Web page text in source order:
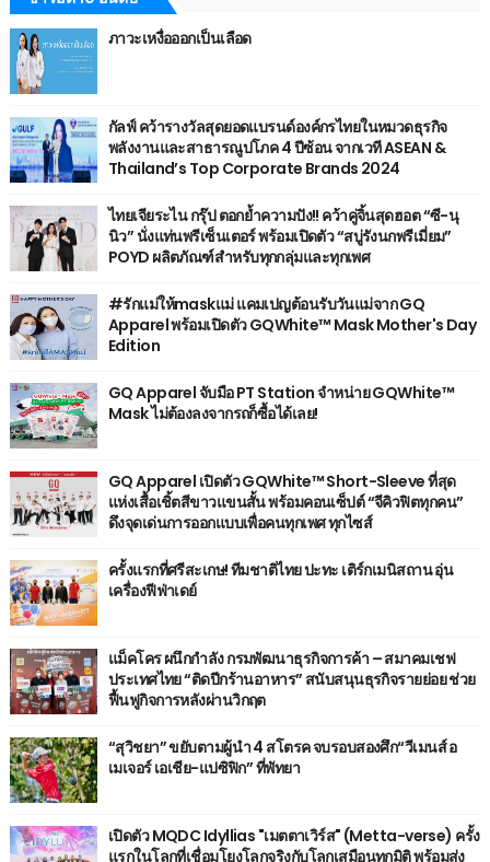
ภาวะเหงื่อออกเป็นเลือด
กัลฟ์ คว้ารางวัลสุดยอดแบรนด์องค์กรไทยในหมวดธุรกิจ
พลังงานและสาธารณูปโภค 4 ปีซ้อน จากเวที ASEAN &
Thailand’s Top Corporate Brands 2024
ไทยเจียระไน กรุ๊ป ตอกย้ำความปัง!! คว้าคู่จิ้นสุดฮอต “ซี-นุ
นิว” นั่งแท่นพรีเซ็นเตอร์ พร้อมเปิดตัว “สบู่รังนกพรีเมี่ยม”
POYD ผลิตภัณฑ์สำหรับทุกกลุ่มและทุกเพศ
#รักแม่ให้maskแม่ แคมเปญต้อนรับวันแม่จาก GQ
Apparel พร้อมเปิดตัว GQWhite™ Mask Mother's Day
Edition
GQ Apparel จับมือ PT Station จำหน่าย GQWhite™
Mask ไม่ต้องลงจากรถก็ซื้อได้เลย!
GQ Apparel เปิดตัว GQWhite™ Short-Sleeve ที่สุด
แห่งเสื้อเชิ้ตสีขาวแขนสั้น พร้อมคอนเซ็ปต์ “จีคิวฟิตทุกคน”
ดึงจุดเด่นการออกแบบเพื่อคนทุกเพศ ทุกไซส์
ครั้งแรกที่ศรีสะเกษ! ทีมชาติไทย ปะทะ เติร์กเมนิสถาน อุ่น
เครื่องฟีฟ่าเดย์
แม็คโคร ผนึกกำลัง กรมพัฒนาธุรกิจการค้า – สมาคมเชฟ
ประเทศไทย “ติดปีกร้านอาหาร” สนับสนุนธุรกิจรายย่อย ช่วย
ฟื้นฟูกิจการหลังผ่านวิกฤต
“สุวิชยา” ขยับตามผู้นำ 4 สโตรค จบรอบสองศึก“วีเมนส์ อ
เมเจอร์ เอเชีย-แปซิฟิก” ที่พัทยา
เปิดตัว MQDC Idyllias "เมตตาเวิร์ส" (Metta-verse) ครั้ง
แรกในโลกที่เชื่อมโยงโลกจริงกับโลกเสมือนทุกมิติ พร้อมส่ง